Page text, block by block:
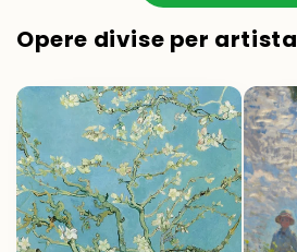
Opere divise per artista